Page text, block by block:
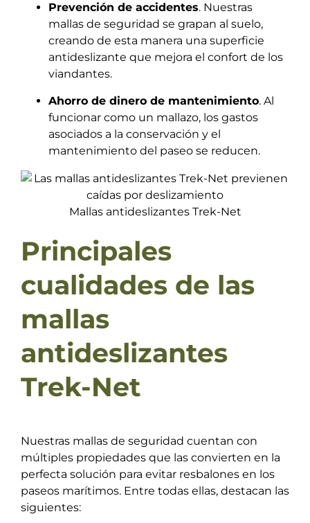
Prevención de accidentes. Nuestras
mallas de seguridad se grapan al suelo,
creando de esta manera una superficie
antideslizante que mejora el confort de los
viandantes.
Ahorro de dinero de mantenimiento. Al
funcionar como un mallazo, los gastos
asociados a la conservación y el
mantenimiento del paseo se reducen.
Mallas antideslizantes Trek-Net
Principales
cualidades de las
mallas
antideslizantes
Trek-Net
Nuestras mallas de seguridad cuentan con
múltiples propiedades que las convierten en la
perfecta solución para evitar resbalones en los
paseos marítimos. Entre todas ellas, destacan las
siguientes: